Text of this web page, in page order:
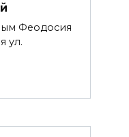
Феодосия
ул.